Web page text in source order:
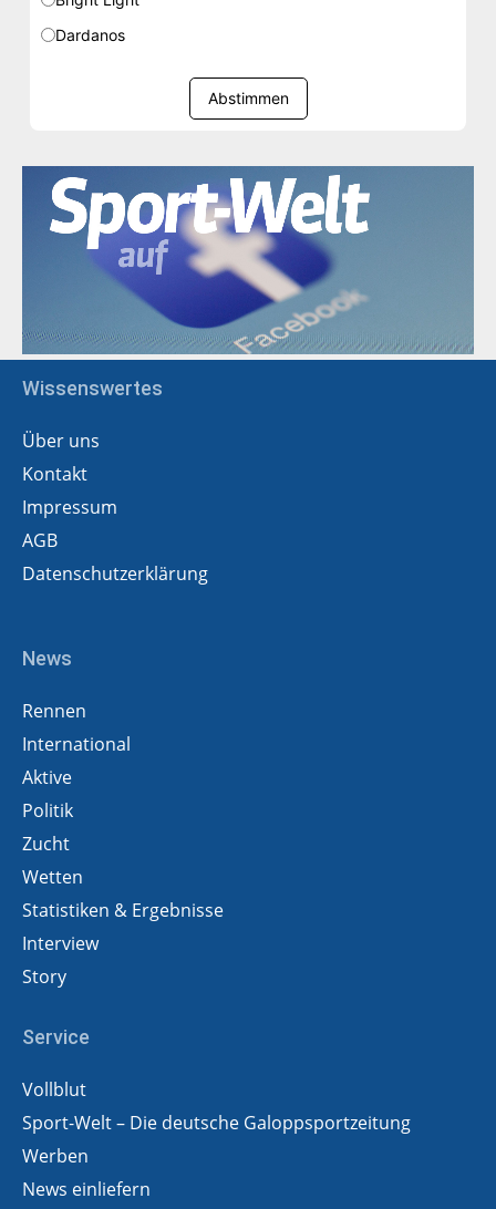
Dardanos
Abstimmen
Wissenswertes
Über uns
Kontakt
Impressum
AGB
Datenschutzerklärung
News
Rennen
International
Aktive
Politik
Zucht
Wetten
Statistiken & Ergebnisse
Interview
Story
Service
Vollblut
Sport-Welt – Die deutsche Galoppsportzeitung
Werben
News einliefern